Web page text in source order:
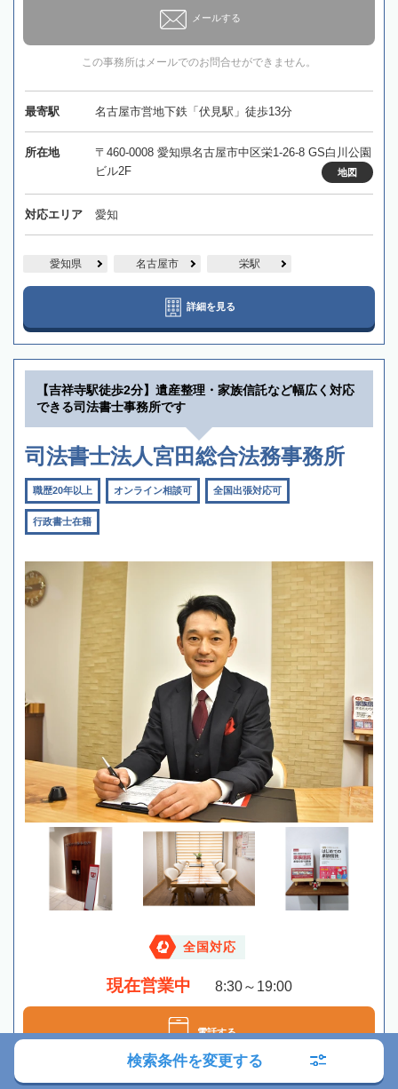
メールする
この事務所はメールでのお問合せができません。
最寄駅 名古屋市営地下鉄「伏見駅」徒歩13分
所在地
〒460-0008 愛知県名古屋市中区栄1-26-8 GS白川公園
ビル2F
地図
対応エリア 愛知
愛知県 名古屋市 栄駅
詳細を見る
【吉祥寺駅徒歩2分】遺産整理・家族信託など幅広く対応
できる司法書士事務所です
司法書士法人宮田総合法務事務所
職歴20年以上 オンライン相談可 全国出張対応可
行政書士在籍
全国対応
現在営業中 8:30～19:00
電話する
検索条件を変更する